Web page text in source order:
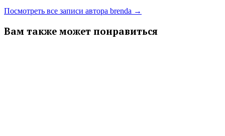
Посмотреть все записи автора brenda →
Вам также может понравиться